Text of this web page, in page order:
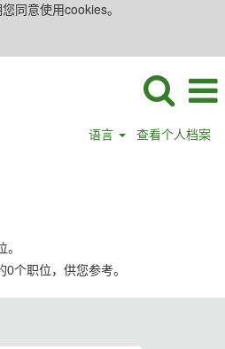
同意使用cookies。
语言 查看个人档案
当
个职位，供您参考。